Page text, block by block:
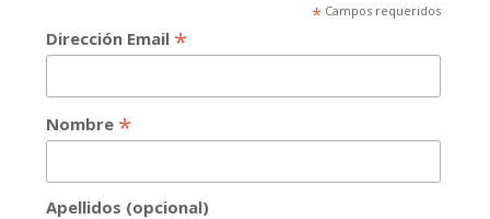
*Campos requeridos
Dirección Email *
Nombre *
Apellidos (opcional)